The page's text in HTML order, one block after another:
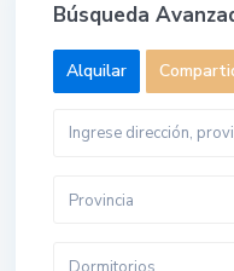
Búsqueda
Alquilar
Provincia